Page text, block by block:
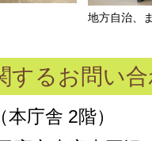
地方自治、
するお問い
庁舎 2階）